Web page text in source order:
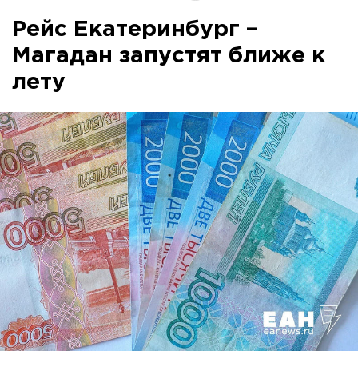
Рейс Екатеринбург –
Магадан запустят ближе к
лету